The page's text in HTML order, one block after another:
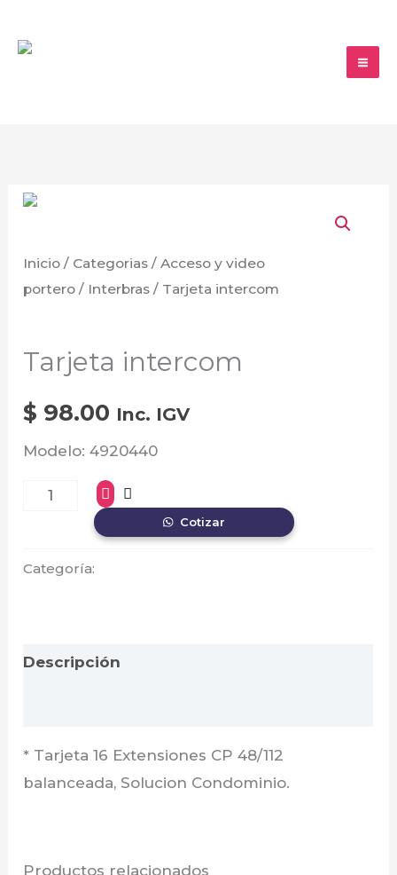
Inicio / Categorias /Acceso y video
portero / Interbras / Tarjeta intercom
Tarjeta intercom
$ 98.00 Inc. IGV
Modelo: 4920440
Tarjeta
cantidad
Cotizar
Categoría:
Descripción
* Tarjeta 16 Extensiones CP 48/112
balanceada, Solucion Condominio.
Productos relacionados